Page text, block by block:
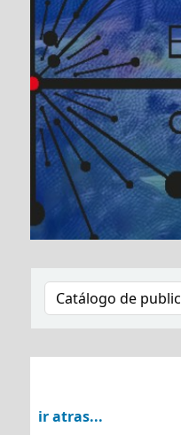
Buscar en el
ir atras...